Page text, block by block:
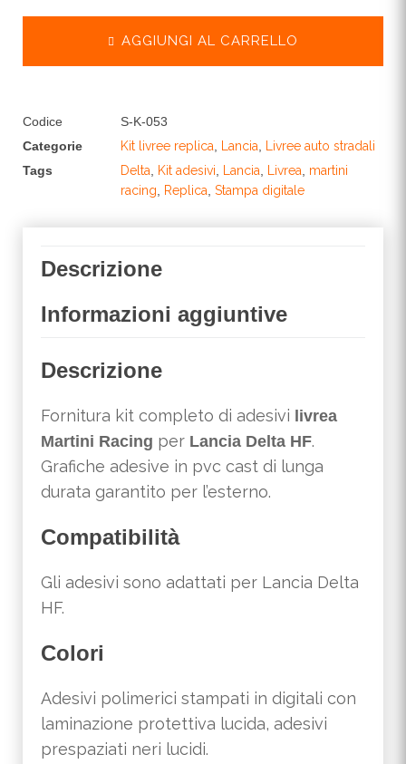
AGGIUNGI AL CARRELLO
Codice
S-K-053
Categorie
Kit livree replica, Lancia, Livree auto stradali
Tags
Delta, Kit adesivi, Lancia, Livrea, martini
racing, Replica, Stampa digitale
Descrizione
Informazioni aggiuntive
Descrizione
Fornitura kit completo di adesivi livrea
Martini Racing per Lancia Delta HF.
Grafiche adesive in pvc cast di lunga
durata garantito per l’esterno.
Compatibilità
Gli adesivi sono adattati per Lancia Delta
HF.
Colori
Adesivi polimerici stampati in digitali con
laminazione protettiva lucida, adesivi
prespaziati neri lucidi.